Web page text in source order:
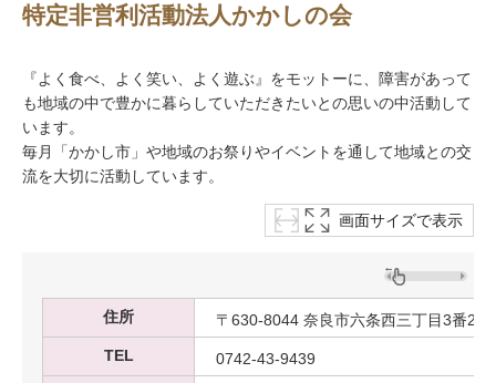
特定非営利活動法人かかしの会
『よく食べ、よく笑い、よく遊ぶ』をモットーに、障害があって
も地域の中で豊かに暮らしていただきたいとの思いの中活動して
います。
毎月「かかし市」や地域のお祭りやイベントを通して地域との交
流を大切に活動しています。
画面サイズで表示
住所
〒630-8044 奈良市六条西三丁目3番21
TEL
0742-43-9439